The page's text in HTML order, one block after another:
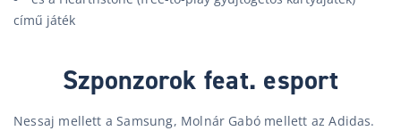
című játék
Szponzorok feat. esport
Nessaj mellett a Samsung, Molnár Gabó mellett az Adidas.